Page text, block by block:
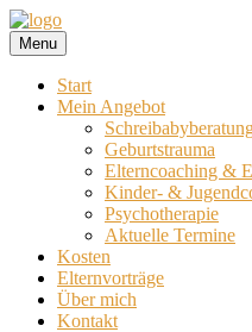
Skip
to
content
Susanne
Beck
Neugeboren
Augsburg
Schreibabyberatung,
Geburtstrauma,
Elterncoaching,
Erziehungsberatung,
Kinder-
und
Jugendcoaching,
Psychotherapie
Augsburg
Menu
Start
Mein Angebot
Geburtstrauma
Elterncoaching &
Kinder- &
Psychotherapie
Aktuelle Termine
Kosten
Elternvorträge
Über mich
Kontakt